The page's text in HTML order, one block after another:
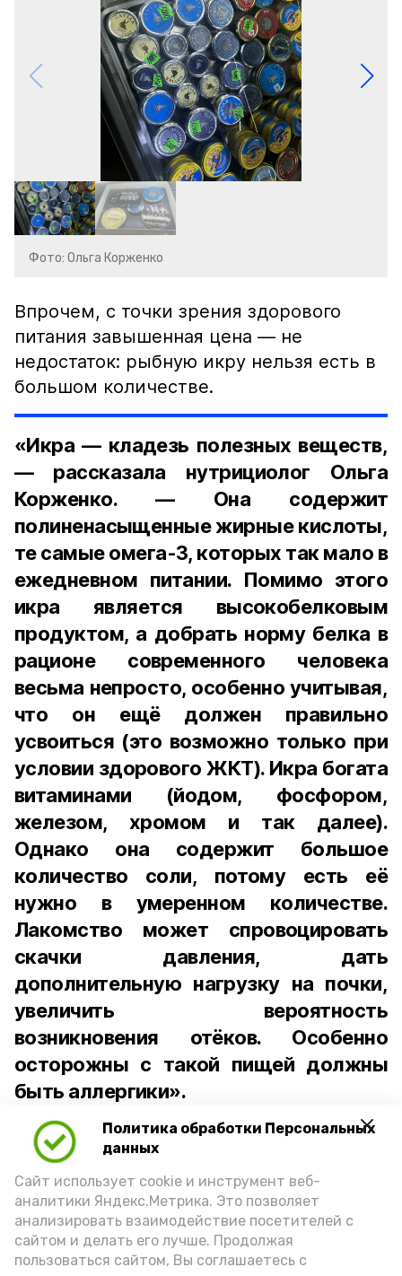
Политика обработки Персональных
данных
Сайт использует cookie и инструмент веб-
аналитики Яндекс.Метрика. Это позволяет
анализировать взаимодействие посетителей с
сайтом и делать его лучше. Продолжая
пользоваться сайтом, Вы соглашаетесь с
Фото: Ольга Корженко
Впрочем, с точки зрения здорового
питания завышенная цена — не
недостаток: рыбную икру нельзя есть в
большом количестве.
«Икра — кладезь полезных веществ,
— рассказала нутрициолог Ольга
Корженко. — Она содержит
полиненасыщенные жирные кислоты,
те самые омега-3, которых так мало в
ежедневном питании. Помимо этого
икра является высокобелковым
продуктом, а добрать норму белка в
рационе современного человека
весьма непросто, особенно учитывая,
что он ещё должен правильно
усвоиться (это возможно только при
условии здорового ЖКТ). Икра богата
витаминами (йодом, фосфором,
железом, хромом и так далее).
Однако она содержит большое
количество соли, потому есть её
нужно в умеренном количестве.
Лакомство может спровоцировать
скачки давления, дать
дополнительную нагрузку на почки,
увеличить вероятность
возникновения отёков. Особенно
осторожны с такой пищей должны
быть аллергики».
Для взрослого человека безопасной
порцией икры считается 30-50 граммов
(2-3 ложки). При этом следует обратить
внимание на хлеб, с которым она
подаётся: лучше выбирать
цельнозерновой, с мукой грубого